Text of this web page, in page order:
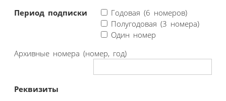
Период подписки
Годовая (6 номеров)
Полугодовая (3 номера)
Один номер
Архивные номера (номер, год)
Реквизиты